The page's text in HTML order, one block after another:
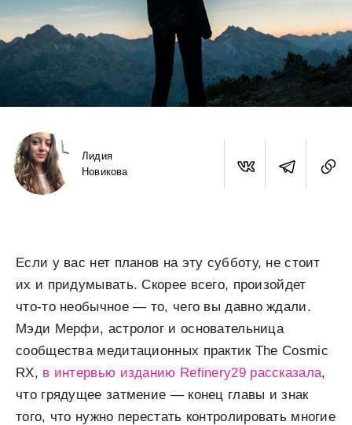
Лидия
Новикова
Если у вас нет планов на эту субботу, не стоит
их и придумывать. Скорее всего, произойдет
что-то необычное — то, чего вы давно ждали.
Мэди Мерфи, астролог и основательница
сообщества медитационных практик The Cosmic
RX, в интервью изданию Refinery29 рассказала,
что грядущее затмение — конец главы и знак
того, что нужно перестать контролировать многие